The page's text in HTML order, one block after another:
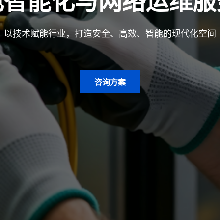
以技术赋能行业，打造安全、高效、智能的现代化空间
咨询方案